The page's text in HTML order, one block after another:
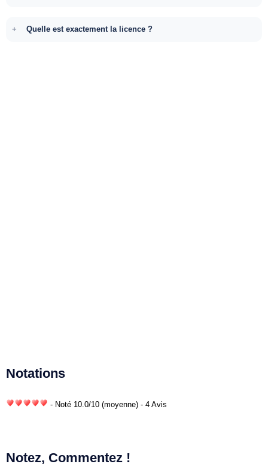
Quelle est exactement la licence ?
Notations
- Noté 10.0/10 (moyenne) - 4 Avis
Notez, Commentez !